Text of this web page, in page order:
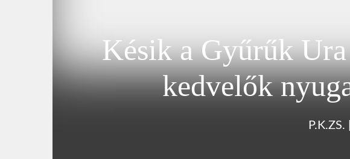
Késik a Gyűrűk
kedvelők
P.K.ZS.